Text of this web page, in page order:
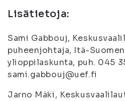
Lisätietoja:
Sami Gabbouj,
puheenjohtaja, Itä-
ylioppilaskunta, puh. 045
sami.gabbouj@uef.fi
Jarno Mäki,